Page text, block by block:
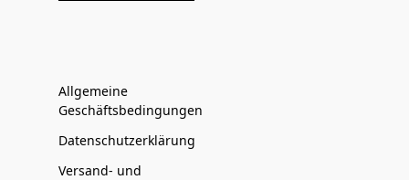
Allgemeine
Geschäftsbedingungen
Datenschutzerklärung
Versand- und